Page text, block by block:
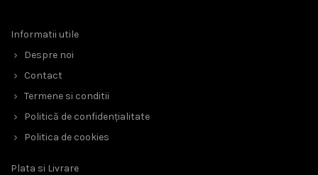
Informatii utile
Despre noi
Contact
Termene si conditii
Politică de confidențialitate
Politica de cookies
Plata si Livrare